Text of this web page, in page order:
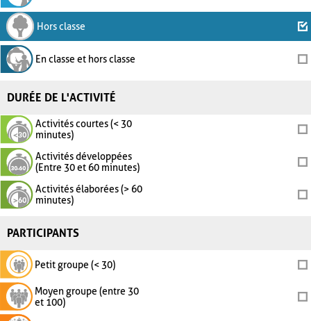
Hors classe
En classe et hors classe
DURÉE DE L'ACTIVITÉ
Activités courtes (< 30
minutes)
Activités développées
(Entre 30 et 60 minutes)
Activités élaborées (> 60
minutes)
PARTICIPANTS
Petit groupe (< 30)
Moyen groupe (entre 30
et 100)